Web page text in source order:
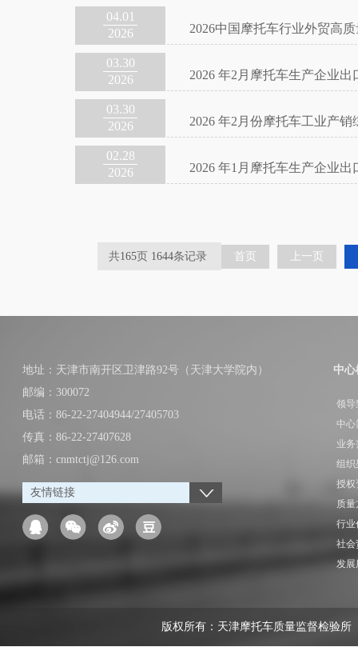
04.01
2026
2026中国摩托车行业外贸高
03.30
2026
2026 年2月摩托车生产企业出
03.30
2026
2026 年2月份摩托车工业产销
02.28
2026
2026 年1月摩托车生产企业出
共165页 1644条记录 首页 上一页
地址：天津市南开区卫津路92号（天津大学院内）
邮编：300072
电话：86-22-27404944/27405703
传真：86-22-27407628
邮箱：cnmtctj@126.com
友情链接
中
领导
中心
业务
组织
授权
质量
行业
社会
发展
版权所有：天津摩托车质量监督检